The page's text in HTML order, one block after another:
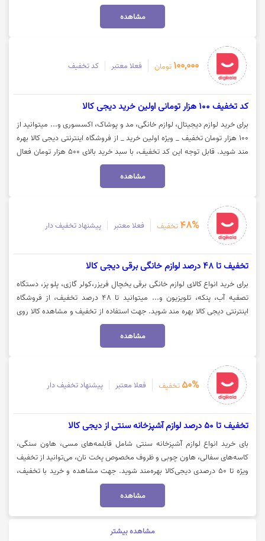
تخفیف و مشاهده کالا روی گزینه "خرید کنید" کلیک نمایید.
مشاهده
100,000 تومان فعلا معتبر کد تخفیف
کد تخفیف 100 هزار تومانی اولین خرید دیجی کالا
برای خرید لوازم دیجیتال، لوازم خانگی، مد و پوشاک، اکسسوری و... میتوانید از
100 هزار تومان تخفیف _ ویژه اولین خرید _ از فروشگاه اینترنتی دیجی کالا بهره
مند شوید. قابل توجه این کد تخفیف، با سبد خرید بالای 500 هزار تومان فعال
می‌شود. جهت استفاده از تخفیف روی گزینه "خرید کنید" کلیک نمایید.
مشاهده
48% تخفیف فعلا معتبر پیشنهاد تخفیف دار
تخفیف تا 48 درصد لوازم خانگی برقی دیجی کالا
برای خرید انواع کالای لوازم خانگی برقی یخچال فریزر،کولر گازی، پلو پز، دستگاه
تصفیه آب، پنکه، تلویزیون و... میتوانید تا 48 درصد تخفیف، از فروشگاه
اینترنتی دیجی کالا بهره مند شوید. جهت استفاده از تخفیف و مشاهده کالا روی
گزینه "خرید کنید" کلیک نمایید.
مشاهده
50% تخفیف فعلا معتبر پیشنهاد تخفیف دار
تخفیف تا 50 درصد لوازم آشپزخانه سنتی از دیجی کالا
بای خرید انواع لوازم آشپزخانه سنتی شامل قابلمه‌های مسی، هاون سنگی،
کاسه‌های سفالی، هاون چوبی و ظروف مخصوص پخت نان، می‌توانید از تخفیف
ویژه تا ۵۰ درصدی دیجی‌کالا بهره‌مند شوید. جهت مشاهده و خرید با تخفیف،
روی گزینه «خرید کنید» کلیک نمایید.
مشاهده
مشاهده بیشتر